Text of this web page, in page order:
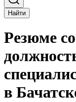
Найти
Резюме
в